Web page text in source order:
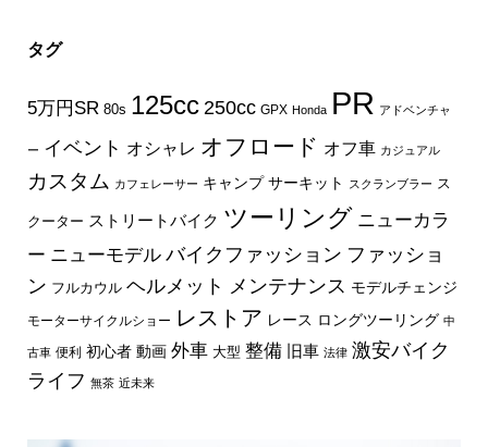
タグ
5万円SR 80s 125cc 250cc GPX Honda PR アドベンチャ
ー イベント オシャレ オフロード オフ車 カジュアル
カスタム カフェレーサー キャンプ サーキット スクランブラー ス
クーター ストリートバイク ツーリング ニューカラ
ー ニューモデル バイクファッション ファッショ
ン フルカウル ヘルメット メンテナンス モデルチェンジ
モーターサイクルショー レストア レース ロングツーリング 中
古車 便利 初心者 動画 外車 大型 整備 旧車 法律 激安バイク
ライフ 無茶 近未来